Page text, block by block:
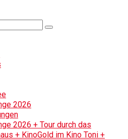
2026
2026 + Tour durch das
+ KinoGold im Kino Toni +